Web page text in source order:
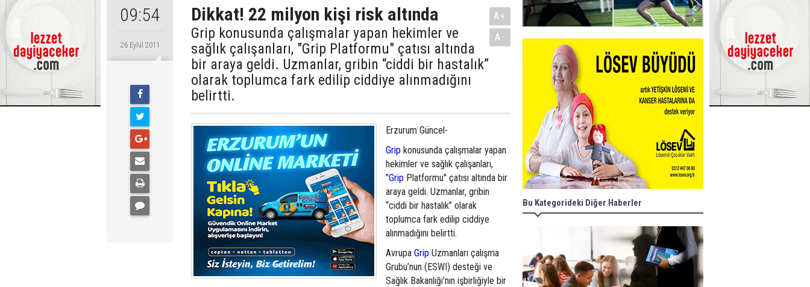
09:54
26 Eylül 2011
Dikkat! 22 milyon kişi risk altında
Grip konusunda çalışmalar yapan hekimler ve
sağlık çalışanları, "Grip Platformu" çatısı altında
bir araya geldi. Uzmanlar, gribin “ciddi bir hastalık”
olarak toplumca fark edilip ciddiye alınmadığını
belirtti.
A+
A-
Erzurum Güncel-
Grip konusunda çalışmalar yapan
hekimler ve sağlık çalışanları,
"Grip Platformu" çatısı altında bir
araya geldi. Uzmanlar, gribin
“ciddi bir hastalık” olarak
toplumca fark edilip ciddiye
alınmadığını belirtti.
Avrupa Grip Uzmanları çalışma
Grubu’nun (ESWI) desteği ve
Sağlık Bakanlığı’nın işbirliğiyle bir
Bu Kategorideki Diğer Haberler